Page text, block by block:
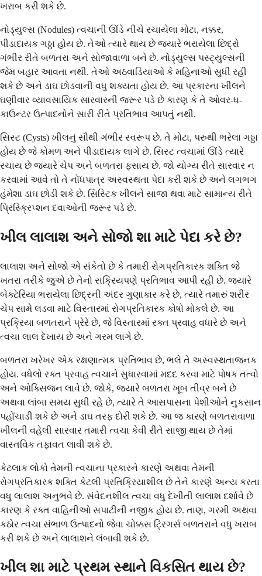
ખરાબ કરી શકે છે.
નોડ્યુલ્સ (Nodules) ત્વચાની ઊંડે નીચે રચાયેલા મોટા, નક્કર,
પીડાદાયક ગઠ્ઠા હોય છે. તેઓ ત્યારે થાય છે જ્યારે ભરાયેલા છિદ્રો
ગંભીર રીતે બળતરા અને સોજાવાળા બને છે. નોડ્યુલ્સ પસ્ટ્યુલ્સની
જેમ બહાર આવતા નથી. તેઓ અઠવાડિયાઓ કે મહિનાઓ સુધી રહી
શકે છે અને ડાઘ છોડવાની વધુ શક્યતા હોય છે. આ પ્રકારના ખીલને
ઘણીવાર વ્યાવસાયિક સારવારની જરૂર પડે છે કારણ કે તે ઓવર-ધ-
કાઉન્ટર ઉત્પાદનોને સારી રીતે પ્રતિભાવ આપતું નથી.
સિસ્ટ (Cysts) ખીલનું સૌથી ગંભીર સ્વરૂપ છે. તે મોટા, પરુથી ભરેલા ગઠ્ઠા
હોય છે જે કોમળ અને પીડાદાયક લાગે છે. સિસ્ટ ત્વચામાં ઊંડે ત્યારે
રચાય છે જ્યારે ચેપ અને બળતરા ફસાય છે. જો યોગ્ય રીતે સારવાર ન
કરવામાં આવે તો તે નોંધપાત્ર અસ્વસ્થતા પેદા કરી શકે છે અને લગભગ
હંમેશા ડાઘ છોડી શકે છે. સિસ્ટિક ખીલને સાજા થવા માટે સામાન્ય રીતે
પ્રિસ્ક્રિપ્શન દવાઓની જરૂર પડે છે.
ખીલ લાલાશ અને સોજો શા માટે પેદા કરે છે?
લાલાશ અને સોજો એ સંકેતો છે કે તમારી રોગપ્રતિકારક શક્તિ જે
ખતરા તરીકે જુએ છે તેનો સક્રિયપણે પ્રતિભાવ આપી રહી છે. જ્યારે
બેક્ટેરિયા ભરાયેલા છિદ્રની અંદર ગુણાકાર કરે છે, ત્યારે તમારું શરીર
ચેપ સામે લડવા માટે વિસ્તારમાં રોગપ્રતિકારક કોષો મોકલે છે. આ
પ્રક્રિયા બળતરાને પ્રેરે છે, જે વિસ્તારમાં રક્ત પ્રવાહ વધારે છે અને
ત્વચા લાલ દેખાય છે અને ગરમ લાગે છે.
બળતરા ખરેખર એક રક્ષણાત્મક પ્રતિભાવ છે, ભલે તે અસ્વસ્થતાજનક
હોય. વધેલો રક્ત પ્રવાહ ત્વચાને સુધારવામાં મદદ કરવા માટે પોષક તત્વો
અને ઓક્સિજન લાવે છે. જોકે, જ્યારે બળતરા ખૂબ તીવ્ર બને છે
અથવા લાંબા સમય સુધી રહે છે, ત્યારે તે આસપાસના પેશીઓને નુકસાન
પહોંચાડી શકે છે અને ડાઘ તરફ દોરી શકે છે. આ જ કારણે બળતરાવાળા
ખીલની વહેલી સારવાર તમારી ત્વચા કેવી રીતે સાજી થાય છે તેમાં
વાસ્તવિક તફાવત લાવી શકે છે.
કેટલાક લોકો તેમની ત્વચાના પ્રકારને કારણે અથવા તેમની
રોગપ્રતિકારક શક્તિ કેટલી પ્રતિક્રિયાશીલ છે તેને કારણે અન્ય કરતા
વધુ લાલાશ અનુભવે છે. સંવેદનશીલ ત્વચા વધુ દેખીતી લાલાશ દર્શાવે છે
કારણ કે રક્ત વાહિનીઓ સપાટીની નજીક હોય છે. તાણ, ગરમી અથવા
કઠોર ત્વચા સંભાળ ઉત્પાદનો જેવા ચોક્કસ ટ્રિગર્સ બળતરાને વધુ ખરાબ
કરી શકે છે અને લાલાશને લંબાવી શકે છે.
ખીલ શા માટે પ્રથમ સ્થાને વિકસિત થાય છે?